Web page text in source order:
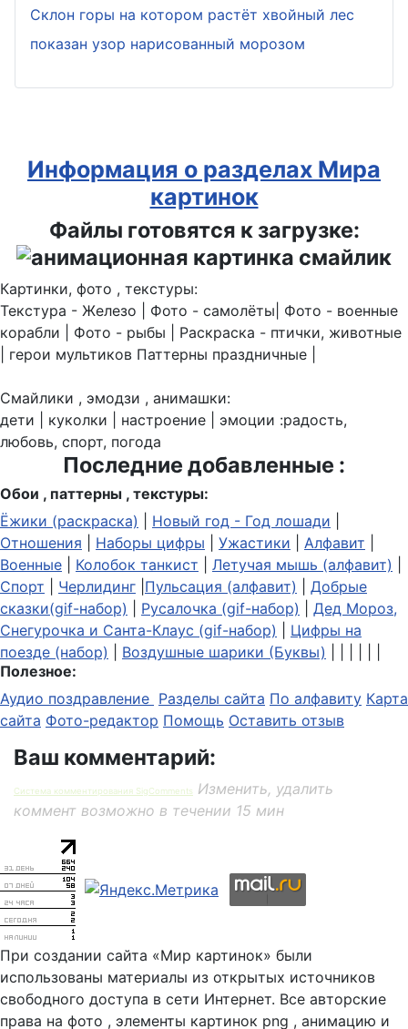
Склон горы на котором растёт хвойный лес
показан узор нарисованный морозом
Информация о разделах Мира
картинок
Файлы готовятся к загрузке:
Картинки, фото , текстуры:
Текстура - Железо | Фото - самолёты| Фото - военные
корабли | Фото - рыбы | Раскраска - птички, животные
| герои мультиков Паттерны праздничные |
Смайлики , эмодзи , анимашки:
дети | куколки | настроение | эмоции :радость,
любовь, спорт, погода
Последние добавленные :
Обои , паттерны , текстуры:
Ёжики (раскраска)
Новый год - Год лошади
Отношения
Наборы цифры Ужастики Алфавит
Военные
Колобок танкист Летучая мышь (алфавит)
Спорт
Черлидинг Пульсация (алфавит)
Добрые
сказки(gif-набор)
Русалочка (gif-набор)
Дед Мороз,
Снегурочка и Санта-Клаус (gif-набор)
Цифры на
поезде (набор)
Воздушные шарики (Буквы)
Полезное:
Аудио поздравление Разделы сайта По алфавиту Карта
сайта Фото-редактор Помощь Оставить отзыв
Ваш комментарий:
Система комментирования SigComments
Изменить, удалить
коммент возможно в течении 15 мин
При создании сайта «Мир картинок» были
использованы материалы из открытых источников
свободного доступа в сети Интернет. Все авторские
права на фото , элементы картинок png , анимацию и